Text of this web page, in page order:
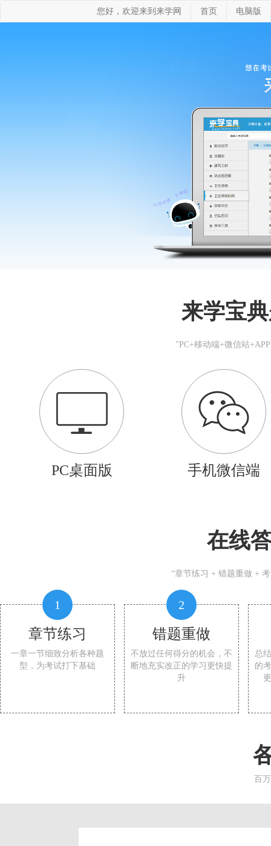
您好，欢迎来到来学网 首页 电脑版
来学宝
"PC+移动端+微信站
PC桌面版 手机微信端
在线
“章节练习 + 错题重做 +
1
章节练习
一章一节细致分析各种题
型，为考试打下基础
2
错题重做
不放过任何得分的机会，不
断地充实改正的学习更快提
升
总
的
百